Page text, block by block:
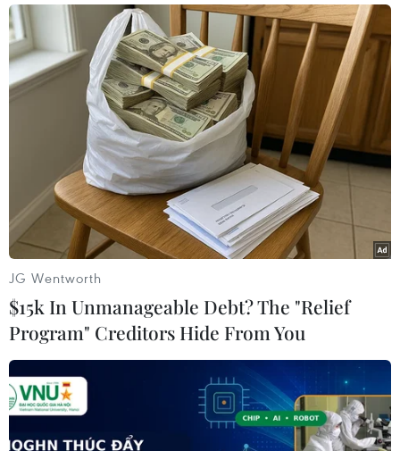
Theo dõi VietnamPlus
TIN LIÊN QUAN
JG Wentworth
$15k In Unmanageable Debt? The "Relief
Program" Creditors Hide From You